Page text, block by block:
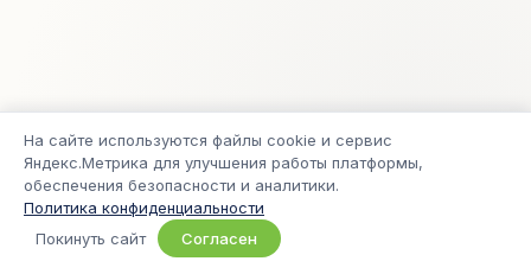
© 2005–2026 Freelance.ru
Приватность
На сайте используются файлы cookie и сервис
Яндекс.Метрика для улучшения работы платформы,
обеспечения безопасности и аналитики.
Политика конфиденциальности
Покинуть сайт
Согласен